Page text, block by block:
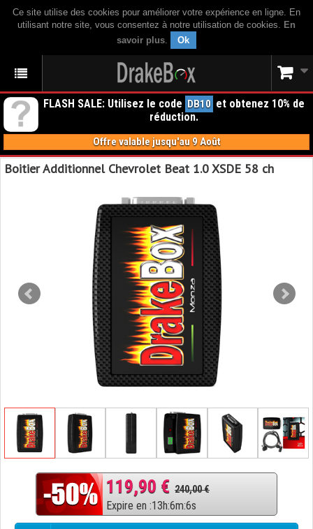
Ce site utilise des cookies pour améliorer votre expérience en ligne. En
utilisant notre site, vous consentez à notre utilisation de cookies. En
savoir plus. Ok
FLASH SALE: Utilisez le code DB10 et obtenez 10% de
réduction.
Offre valable jusqu'au 9 Août
Boitier Additionnel Chevrolet Beat 1.0 XSDE 58 ch
119,90 € 240,00 €
Expire en :13h:6m:5s